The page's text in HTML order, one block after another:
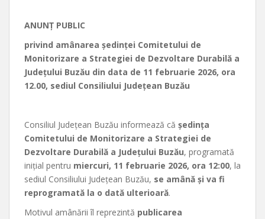
ANUNŢ PUBLIC
privind amânarea ședinței Comitetului de
Monitorizare a Strategiei de Dezvoltare Durabilă a
Județului Buzău din data de 11 februarie 2026, ora
12.00, sediul Consiliului Județean Buzău
Consiliul Județean Buzău informează că ședința
Comitetului de Monitorizare a Strategiei de
Dezvoltare Durabilă a Județului Buzău, programată
inițial pentru miercuri, 11 februarie 2026, ora 12:00, la
sediul Consiliului Județean Buzău, se amână și va fi
reprogramată la o dată ulterioară.
Motivul amânării îl reprezintă publicarea